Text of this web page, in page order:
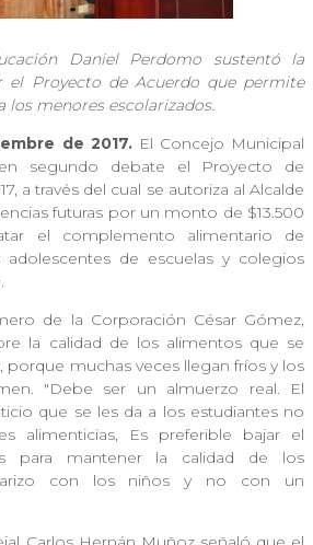
Daniel Perdomo sustentó la
el Proyecto de Acuerdo que permite
menores escolarizados.
de 2017. El Concejo Municipal
segundo debate el Proyecto de
a través del cual se autoriza al Alcalde
futuras por un monto de $13.500
el complemento alimentario de
adolescentes de escuelas y colegios
de la Corporación César Gómez,
la calidad de los alimentos que se
porque muchas veces llegan fríos y los
"Debe ser un almuerzo real. El
que se les da a los estudiantes no
alimenticias, Es preferible bajar el
para mantener la calidad de los
con los niños y no con un